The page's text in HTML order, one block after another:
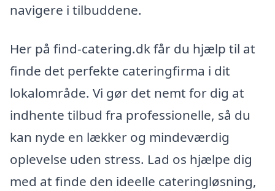
navigere i tilbuddene.
Her på find-catering.dk får du hjælp til at
finde det perfekte cateringfirma i dit
lokalområde. Vi gør det nemt for dig at
indhente tilbud fra professionelle, så du
kan nyde en lækker og mindeværdig
oplevelse uden stress. Lad os hjælpe dig
med at finde den ideelle cateringløsning,